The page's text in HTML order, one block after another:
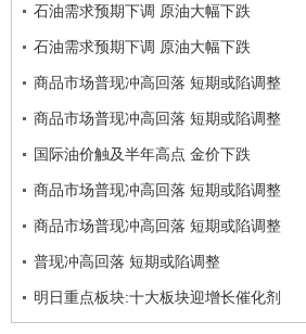
石油需求预期下调 原油大幅下跌
石油需求预期下调 原油大幅下跌
商品市场普现冲高回落 短期或陷调整
商品市场普现冲高回落 短期或陷调整
国际油价触及半年高点 金价下跌
商品市场普现冲高回落 短期或陷调整
商品市场普现冲高回落 短期或陷调整
普现冲高回落 短期或陷调整
明日重点板块:十大板块迎增长催化剂